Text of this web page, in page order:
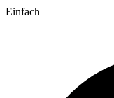
Einfach